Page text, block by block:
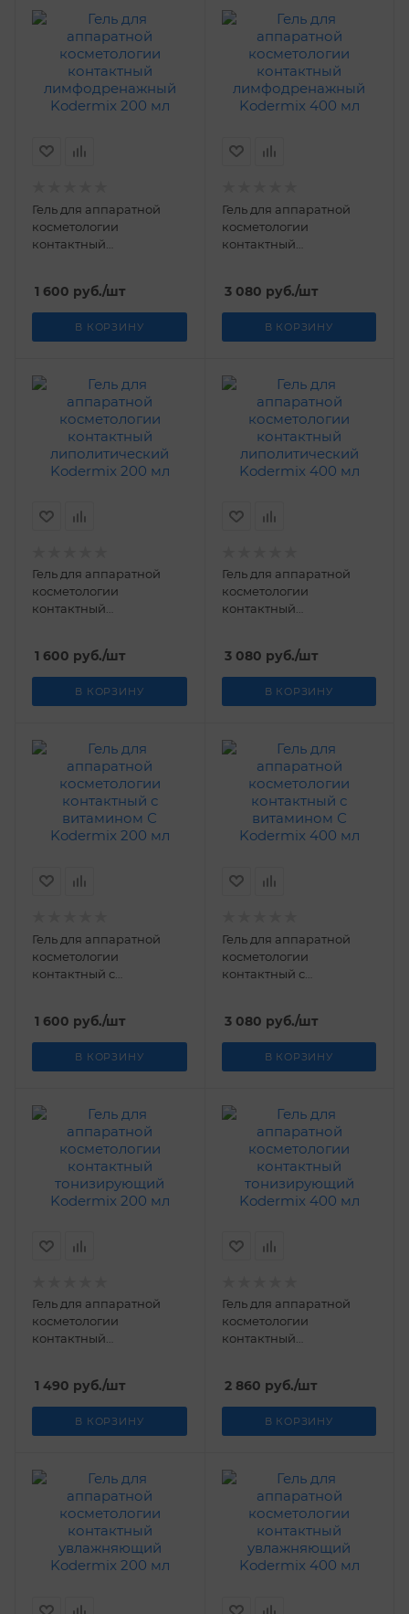
Гель для аппаратной
косметологии
контактный
1 600 руб./шт
В КОРЗИНУ
Гель для аппаратной
косметологии
контактный
3 080 руб./шт
В КОРЗИНУ
Гель для аппаратной
косметологии
контактный
1 600 руб./шт
В КОРЗИНУ
Гель для аппаратной
косметологии
контактный
3 080 руб./шт
В КОРЗИНУ
Гель для аппаратной
косметологии
контактный с
1 600 руб./шт
В КОРЗИНУ
Гель для аппаратной
косметологии
контактный с
3 080 руб./шт
В КОРЗИНУ
Гель для аппаратной
косметологии
контактный
1 490 руб./шт
В КОРЗИНУ
Гель для аппаратной
косметологии
контактный
2 860 руб./шт
В КОРЗИНУ